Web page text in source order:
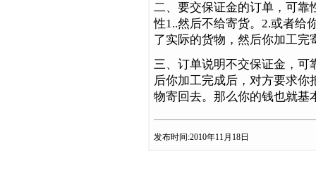
二、要交保证金的订单，可靠
性1..然后不给寄货。2.或者给
了实际的货物，然后你加工完
三、订单说明不交保证金，可
后你加工完成后，对方要求
物寄回去。那么你的钱也就基
发布时间:2010年11月18日